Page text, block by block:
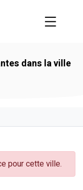
dans la ville
pour cette ville.